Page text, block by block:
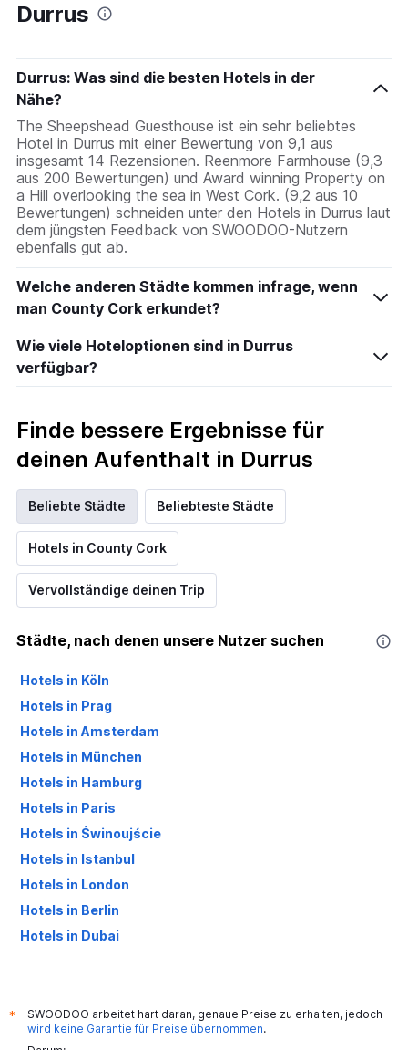
Durrus
Durrus: Was sind die besten Hotels in der
Nähe?
The Sheepshead Guesthouse ist ein sehr beliebtes
Hotel in Durrus mit einer Bewertung von 9,1 aus
insgesamt 14 Rezensionen. Reenmore Farmhouse (9,3
aus 200 Bewertungen) und Award winning Property on
a Hill overlooking the sea in West Cork. (9,2 aus 10
Bewertungen) schneiden unter den Hotels in Durrus laut
dem jüngsten Feedback von SWOODOO-Nutzern
ebenfalls gut ab.
Welche anderen Städte kommen infrage, wenn
man County Cork erkundet?
Wie viele Hoteloptionen sind in Durrus
verfügbar?
Finde bessere Ergebnisse für
deinen Aufenthalt in Durrus
Beliebte Städte Beliebteste Städte
Hotels in County Cork
Vervollständige deinen Trip
Städte, nach denen unsere Nutzer suchen
Hotels in Köln
Hotels in Prag
Hotels in Amsterdam
Hotels in München
Hotels in Hamburg
Hotels in Paris
Hotels in Świnoujście
Hotels in Istanbul
Hotels in London
Hotels in Berlin
Hotels in Dubai
*
SWOODOO arbeitet hart daran, genaue Preise zu erhalten, jedoch
wird keine Garantie für Preise übernommen.